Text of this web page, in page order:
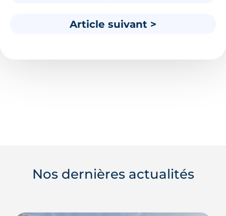
Article suivant >
Nos dernières actualités